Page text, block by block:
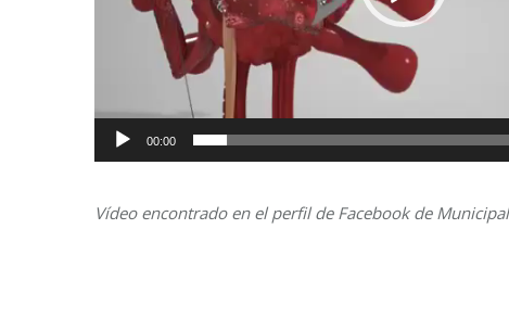
00:00
Vídeo encontrado en el perfil de Facebook de